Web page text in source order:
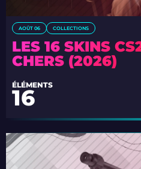
AOÛT 06 COLLECTIONS
LES 16 SKINS
CHERS (2026)
ÉLÉMENTS
16